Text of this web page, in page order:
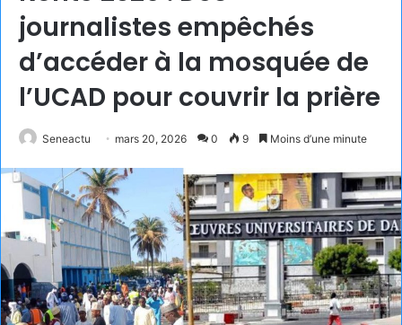
journalistes empêchés
d’accéder à la mosquée de
l’UCAD pour couvrir la prière
Seneactu mars 20, 2026 0 9 Moins d’une minute